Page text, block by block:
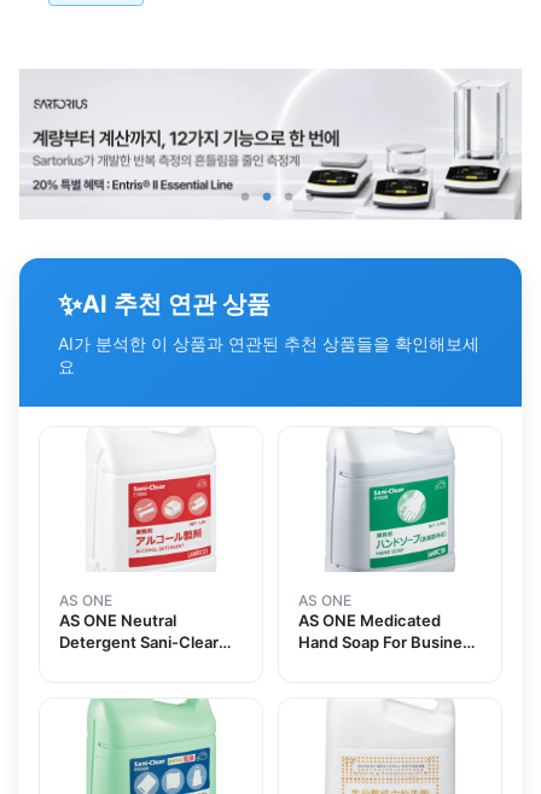
✨AI 추천 연관 상품
AI가 분석한 이 상품과 연관된 추천 상품들을 확인해보세
요
AS ONE
AS ONE Neutral
Detergent Sani-Clear
AS ONE
AS ONE Medicated
Hand Soap For Business